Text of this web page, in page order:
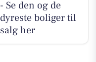
- Se den og de
dyreste boliger til
salg her